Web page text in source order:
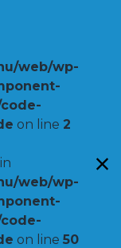
web/wp-
on line 2
web/wp-
on line 50